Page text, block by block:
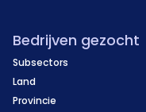
Bedrijven gezocht
Subsectors
Land
Provincie